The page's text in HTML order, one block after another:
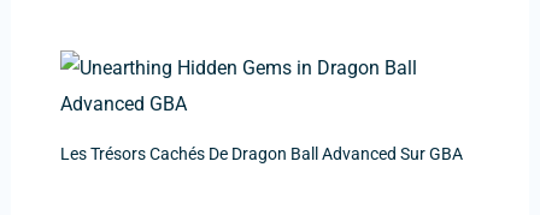
Les Trésors Cachés De Dragon Ball Advanced Sur GBA